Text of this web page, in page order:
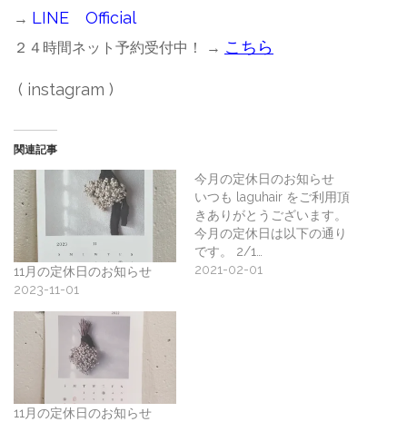
→ LINE Official
２４時間ネット予約受付中！ → こちら
( instagram )
関連記事
11月の定休日のお知らせ
2023-11-01
今月の定休日のお知らせ
いつも laguhair をご利用頂
きありがとうございます。
今月の定休日は以下の通り
です。 2/1…
2021-02-01
11月の定休日のお知らせ